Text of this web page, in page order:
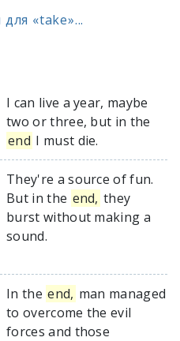
«take»...
I can live a year, maybe
two or three, but in the
end I must die.
They're a source of fun.
But in the end, they
burst without making a
sound.
In the end, man managed
to overcome the evil
forces and those